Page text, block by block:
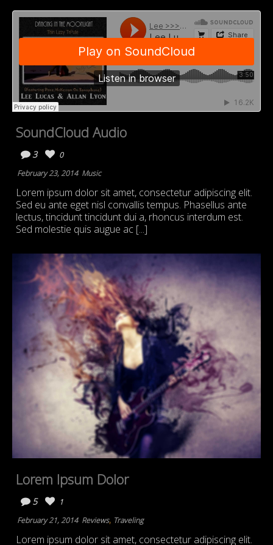
SoundCloud Audio
3
0
February 23, 2014 Music
Lorem ipsum dolor sit amet, consectetur adipiscing elit.
Sed eu ante eget nisl convallis tempus. Phasellus ante
lectus, tincidunt tincidunt dui a, rhoncus interdum est.
Sed molestie quis augue ac [...]
Lorem Ipsum Dolor
5
1
February 21, 2014 Reviews, Traveling
Lorem ipsum dolor sit amet, consectetur adipiscing elit.